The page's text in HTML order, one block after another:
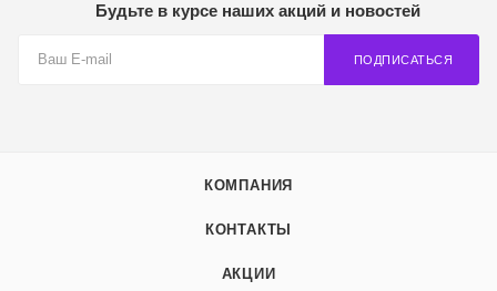
Будьте в курсе наших акций и новостей
ПОДПИСАТЬСЯ
КОМПАНИЯ
КОНТАКТЫ
АКЦИИ